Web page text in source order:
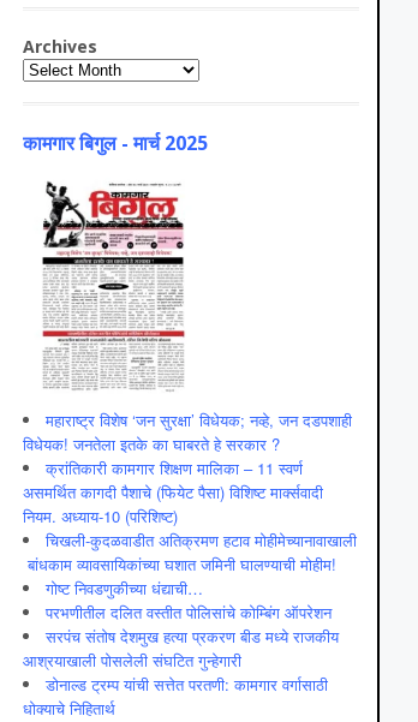
Archives
Archives
कामगार बिगुल - मार्च 2025
महाराष्ट्र विशेष ‘जन सुरक्षा’ विधेयक; नव्हे, जन दडपशाही
विधेयक! जनतेला इतके का घाबरते हे सरकार ?
क्रांतिकारी कामगार शिक्षण मालिका – 11 स्वर्ण
असमर्थित कागदी पैशाचे (फियेट पैसा) विशिष्ट मार्क्सवादी
नियम. अध्याय-10 (परिशिष्ट)
चिखली-कुदळवाडीत अतिक्रमण हटाव मोहीमेच्यानावाखाली
बांधकाम व्यावसायिकांच्या घशात जमिनी घालण्याची मोहीम!
गोष्ट निवडणुकीच्या धंद्याची…
परभणीतील दलित वस्तीत पोलिसांचे कोम्बिंग ऑपरेशन
सरपंच संतोष देशमुख हत्या प्रकरण बीड मध्ये राजकीय
आश्रयाखाली पोसलेली संघटित गुन्हेगारी
डोनाल्ड ट्रम्प यांची सत्तेत परतणी: कामगार वर्गासाठी
धोक्याचे निहितार्थ